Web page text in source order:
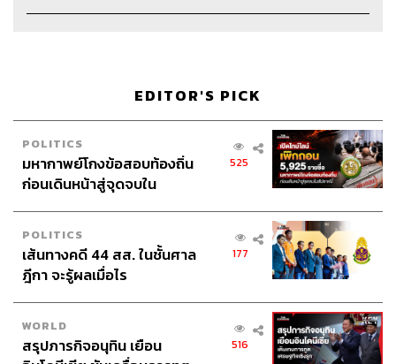
Credits
Show Creator
นครินทร์ วนกิจไพบูลย์
The Secret Sauce Managerปวริศา ตั้งตุลานนท์
Content Creatorชาคร ฉายเพชร
Video Editorวุฒิชัย ถิระบัญชาศักดิ์
Sound Designer & Engineer
กฤตพล จียะเกียรติ
Sound Recording Engineer
ขจีพรรณ วิจิตรรัตน์
EDITOR'S PICK
POLITICS
มหากาพย์โกงข้อสอบท้องถิ่น
ก่อนเดินหน้าสู่จุดจบใน
525
POLITICS
เส้นทางคดี 44 สส. ในชั้นศาล
ฎีกา จะรู้ผลเมื่อไร
177
WORLD
สรุปภารกิจอนุทิน เยือน
516